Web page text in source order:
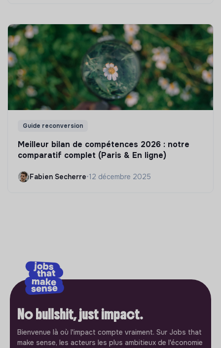
Guide reconversion
Meilleur bilan de compétences 2026 : notre
comparatif complet (Paris & En ligne)
Fabien Secherre•12 décembre 2025
No bullshit, just impact.
Bienvenue là où l'impact compte vraiment. Sur Jobs that
make sense, les acteurs les plus ambitieux de l'économie